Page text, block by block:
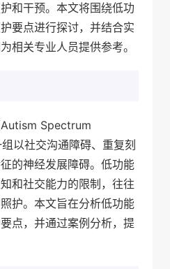
和干预。本文将围绕低功
要点进行探讨，并结合实
相关专业人员提供参考。
Spectrum
以社交沟通障碍、重复刻
的神经发展障碍。低功能
和社交能力的限制，往往
护。本文旨在分析低功能
点，并通过案例分析，提